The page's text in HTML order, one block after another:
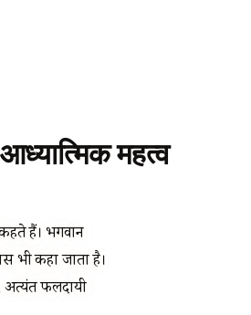
महत्व
हैं। भगवान
भी कहा जाता है।
अत्यंत फलदायी